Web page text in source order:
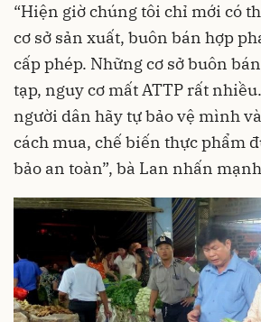
“Hiện giờ chúng tôi chỉ mới có
cơ sở sản xuất, buôn bán hợp
cấp phép. Những cơ sở buôn
tạp, nguy cơ mất ATTP rất
người dân hãy tự bảo vệ mình
cách mua, chế biến thực phẩm
bảo an toàn”, bà Lan nhấn